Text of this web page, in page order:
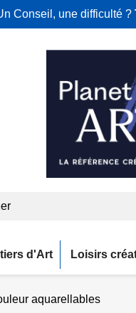
Conseil, une difficulté ?
d'Art Loisirs
aquarellables